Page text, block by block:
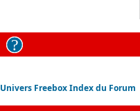
Univers Freebox Index du Forum